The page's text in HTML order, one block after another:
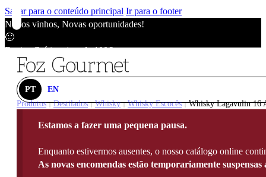
Saltar para o conteúdo principal Ir para o footer
Novos vinhos, Novas oportunidades!
🙂
Envios Grátis acima de 100€
Novos vinhos, Novas oportunidades!
Envios Grátis acima de 100€
Novos vinhos, Novas oportunidades!
Envios Grátis acima de 100€
PT
EN
Produtos | Destilados | Whisky | Whisky Escocês | Whisky Lagavulin 16
Estamos a fazer uma pequena pausa.
Enquanto estivermos ausentes, o nosso catálogo online
As novas encomendas estão temporariamente suspensas